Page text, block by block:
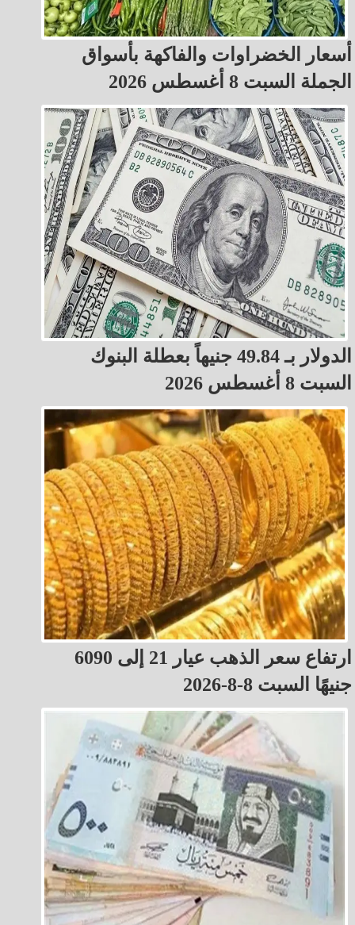
أسعار الخضراوات والفاكهة بأسواق
الجملة السبت 8 أغسطس 2026
الدولار بـ 49.84 جنيهاً بعطلة البنوك
السبت 8 أغسطس 2026
ارتفاع سعر الذهب عيار 21 إلى 6090
جنيهًا السبت 8-8-2026